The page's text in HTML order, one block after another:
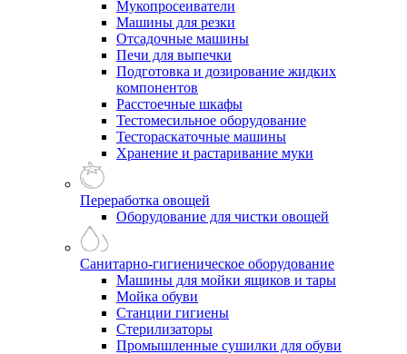
Мукопросеиватели
Машины для резки
Отсадочные машины
Печи для выпечки
Подготовка и дозирование жидких
компонентов
Расстоечные шкафы
Тестомесильное оборудование
Тестораскаточные машины
Хранение и растаривание муки
Переработка овощей
Оборудование для чистки овощей
Санитарно-гигиеническое оборудование
Машины для мойки ящиков и тары
Мойка обуви
Станции гигиены
Стерилизаторы
Промышленные сушилки для обуви